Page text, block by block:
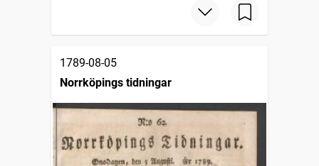
1789-08-05
Norrköpings tidningar